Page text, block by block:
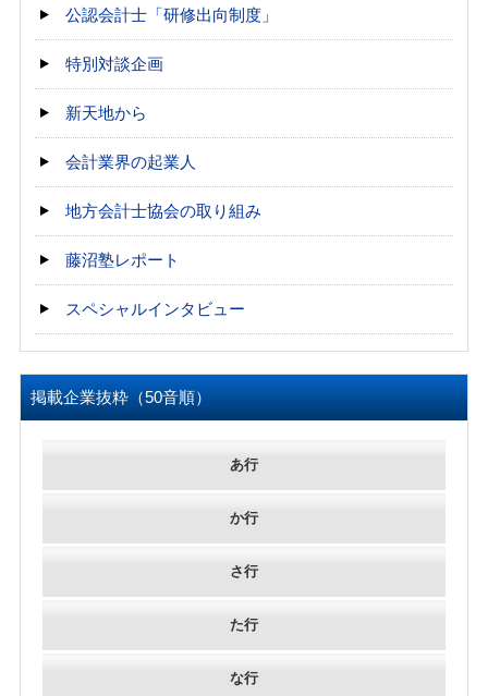
公認会計士「研修出向制度」
特別対談企画
新天地から
会計業界の起業人
地方会計士協会の取り組み
藤沼塾レポート
スペシャルインタビュー
掲載企業抜粋（50音順）
あ行
か行
さ行
た行
な行